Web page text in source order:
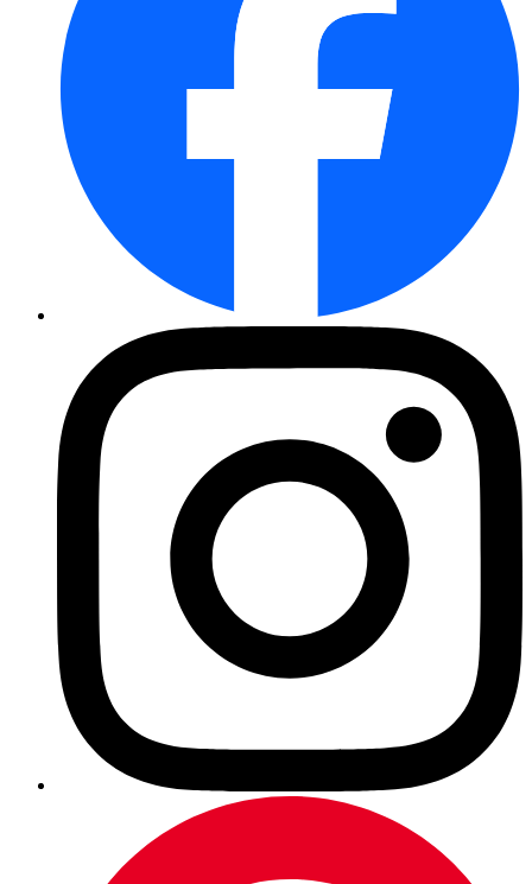
Erdbeere Korona HZ mit Topfbal ...
Erdbeere Sonata® HZ mit Topfba ...